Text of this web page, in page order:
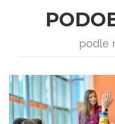
podle